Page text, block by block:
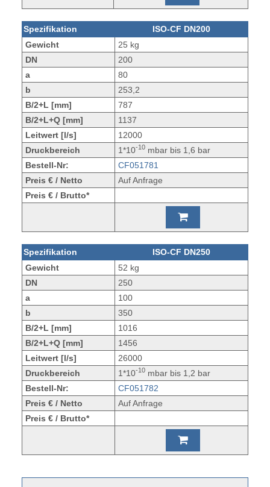
Spezifikation
ISO-CF DN200
Gewicht
25 kg
DN
200
a
80
b
253,2
B/2+L [mm]
787
B/2+L+Q [mm]
1137
Leitwert [l/s]
12000
Druckbereich
1*10-10mbar bis 1,6 bar
Bestell-Nr:
CF051781
Preis € / Netto
Auf Anfrage
Preis € / Brutto*
Spezifikation
ISO-CF DN250
Gewicht
52 kg
DN
250
a
100
b
350
B/2+L [mm]
1016
B/2+L+Q [mm]
1456
Leitwert [l/s]
26000
Druckbereich
1*10-10mbar bis 1,2 bar
Bestell-Nr:
CF051782
Preis € / Netto
Auf Anfrage
Preis € / Brutto*